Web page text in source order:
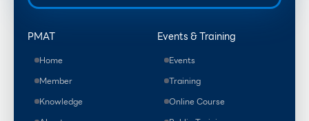
PMAT
Home
Member
Knowledge
Events & Training
Events
Training
Online Course